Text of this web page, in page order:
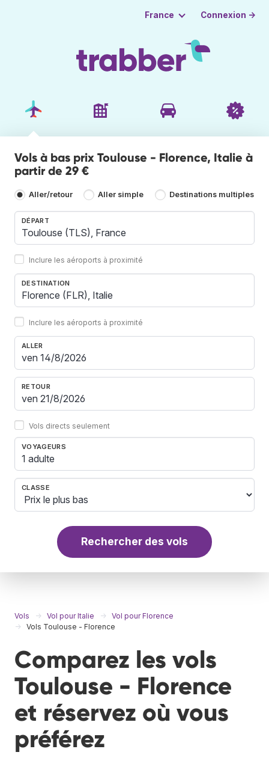
France Connexion →
Vols à bas prix Toulouse - Florence, Italie à
partir de 29 €
Aller/retour Aller simple Destinations multiples
DÉPART
Inclure les aéroports à proximité
DESTINATION
Inclure les aéroports à proximité
ALLER
RETOUR
Vols directs seulement
VOYAGEURS
1 adulte
CLASSE
Rechercher des vols
Vols Vol pour Italie
Vol pour Florence
Vols Toulouse - Florence
Comparez les vols
Toulouse - Florence
et réservez où vous
préférez